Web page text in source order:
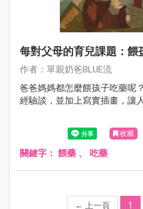
每對父母的育兒課題：餵
作者：單親奶爸BLUE流
爸爸媽媽都怎麼餵孩子吃藥呢
經驗談，並加上寫實插畫，讓
收藏
關鍵字： 餵藥 、 吃藥
← 上一頁 1